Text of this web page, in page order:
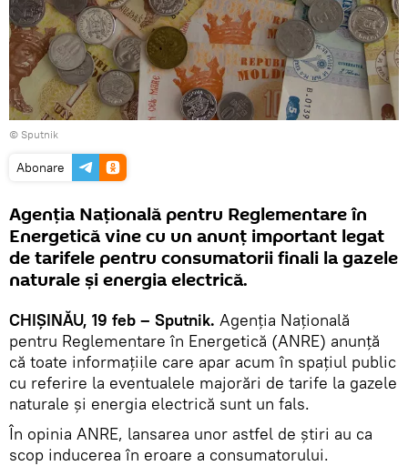
© Sputnik
Abonare
Agenția Națională pentru Reglementare în
Energetică vine cu un anunț important legat
de tarifele pentru consumatorii finali la gazele
naturale și energia electrică.
CHIȘINĂU, 19 feb – Sputnik. Agenția Națională
pentru Reglementare în Energetică (ANRE) anunță
că toate informațiile care apar acum în spațiul public
cu referire la eventualele majorări de tarife la gazele
naturale și energia electrică sunt un fals.
În opinia ANRE, lansarea unor astfel de știri au ca
scop inducerea în eroare a consumatorului.